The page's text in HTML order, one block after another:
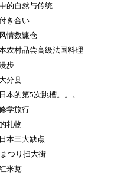
的自然与传统
き合い
情数镰仓
农村品尝高级法国料理
步
分县
本的第5次跳槽。。。
学旅行
礼物
本三大缺点
つり扫大街
米苋